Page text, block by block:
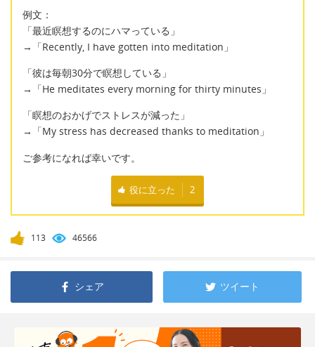
例文：
「最近瞑想するのにハマっている」
→「Recently, I have gotten into meditation」
「彼は毎朝30分で瞑想している」
→「He meditates every morning for thirty minutes」
「瞑想のおかげでストレスが減った」
→「My stress has decreased thanks to meditation」
ご参考になれば幸いです。
役に立った 2
113 46566
シェア ツイート